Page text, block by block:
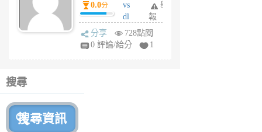
月
前
0.0分
vs
dl
sq
fy
舉
報
分享
728點閱
0 評論/給分
1
搜尋